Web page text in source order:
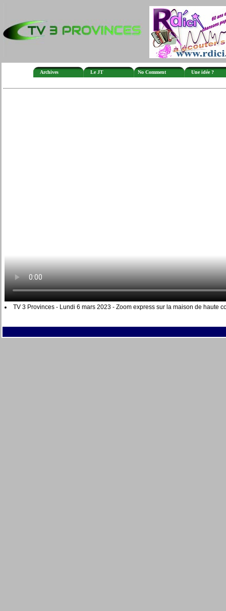
Archives Le JT No Comment Une idée ?
TV 3 Provinces - Lundi 6 mars 2023 - Zoom express sur la maison de haute